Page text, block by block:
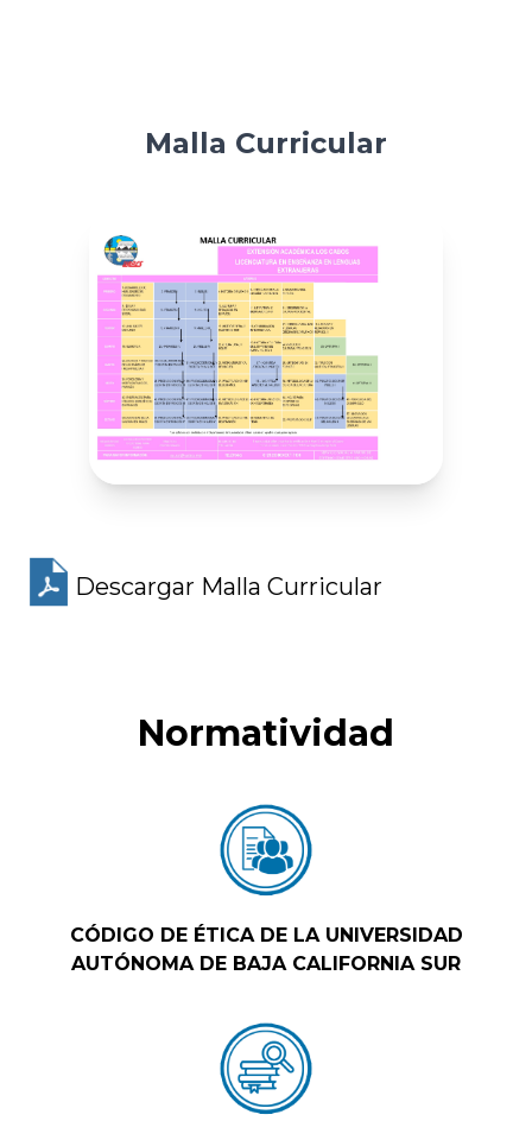
Malla Curricular
Descargar Malla Curricular
Normatividad
CÓDIGO DE ÉTICA DE LA UNIVERSIDAD
AUTÓNOMA DE BAJA CALIFORNIA SUR